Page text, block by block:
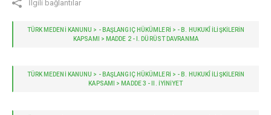
İlgili bağlantılar
TÜRK MEDENİ KANUNU > - BAŞLANGIÇ HÜKÜMLERI > - B. HUKUKÎ ILIŞKILERIN
KAPSAMI > MADDE 2 - I. DÜRÜST DAVRANMA
TÜRK MEDENİ KANUNU > - BAŞLANGIÇ HÜKÜMLERI > - B. HUKUKÎ ILIŞKILERIN
KAPSAMI > MADDE 3 - II. İYINIYET